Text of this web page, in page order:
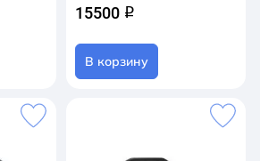
15500 q
В корзину